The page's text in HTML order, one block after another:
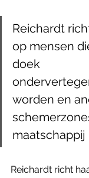
Reichardt
op mensen
doek
worden en
maatschappij
Reichardt richt